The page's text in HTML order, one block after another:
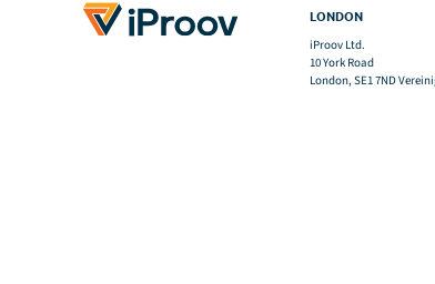
LONDON
iProov Ltd.
10 York Road
London, SE1 7ND